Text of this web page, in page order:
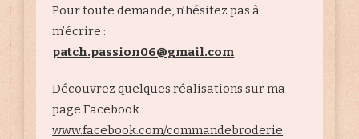
Pour toute demande, n’hésitez pas à
m’écrire :
patch.passion06@gmail.com
Découvrez quelques réalisations sur ma
page Facebook :
www.facebook.com/commandebroderie